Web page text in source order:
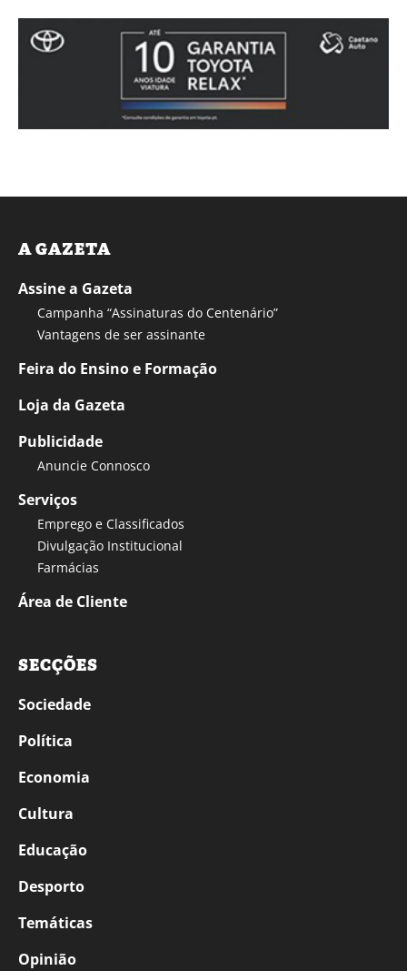
A GAZETA
Assine a Gazeta
Campanha “Assinaturas do Centenário”
Vantagens de ser assinante
Feira do Ensino e Formação
Loja da Gazeta
Publicidade
Anuncie Connosco
Serviços
Emprego e Classificados
Divulgação Institucional
Farmácias
Área de Cliente
SECÇÕES
Sociedade
Política
Economia
Cultura
Educação
Desporto
Temáticas
Opinião